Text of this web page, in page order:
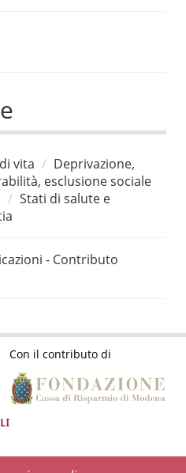
vita
Deprivazione,
esclusione sociale
Stati di salute e
- Contributo
Con il contributo di